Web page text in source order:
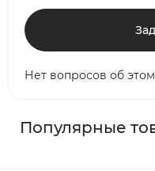
Нет вопросов об
Популярные